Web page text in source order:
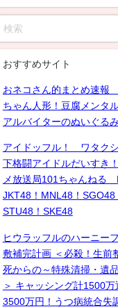
おすすめサイト
おネコさん的まとめ速報
ちゃん人形！豆腐メンタ
アルバイターのぬいぐる
アイドッフル！ ワタク
下格闘アイドルだいすき
メ放送局101ちゃんねる
JKT48！MNL48！SGO48
STU48！SKE48
ヒウラッフルのハーニー
敷補完計画 ＜必殺！生前
死からの～特殊清掃・遺
＞ キャッシング計1500
3500万円！うつ病統合失